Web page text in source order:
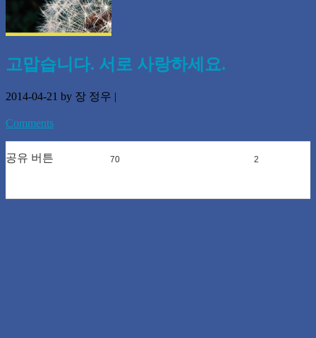
고맙습니다. 서로 사랑하세요.
2014-04-21 by 장 정우 |
Comments
공유 버튼 70 2